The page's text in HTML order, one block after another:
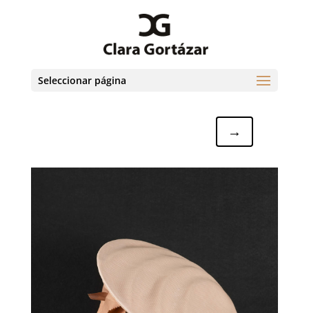
Seleccionar página
→